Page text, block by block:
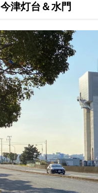
今津灯台＆水門